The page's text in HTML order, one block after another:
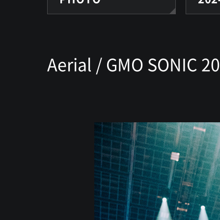
Aerial / GMO SONIC